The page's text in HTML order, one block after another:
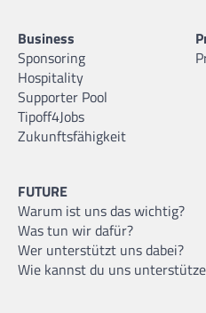
Business
Sponsoring
Hospitality
Supporter Pool
Tipoff4Jobs
Zukunftsfähigkeit
FUTURE
Warum ist uns das wichtig?
Was tun wir dafür?
Wer unterstützt uns dabei?
Wie kannst du uns